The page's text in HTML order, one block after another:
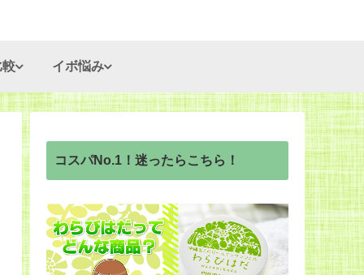
較 イボ悩み
コスパNo.1！迷ったらこちら！